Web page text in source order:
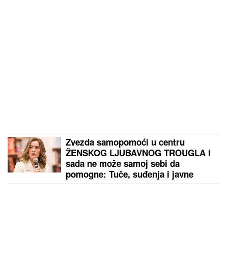
Zvezda samopomoći u centru
ŽENSKOG LJUBAVNOG TROUGLA i
sada ne može samoj sebi da
pomogne: Tuče, suđenja i javne